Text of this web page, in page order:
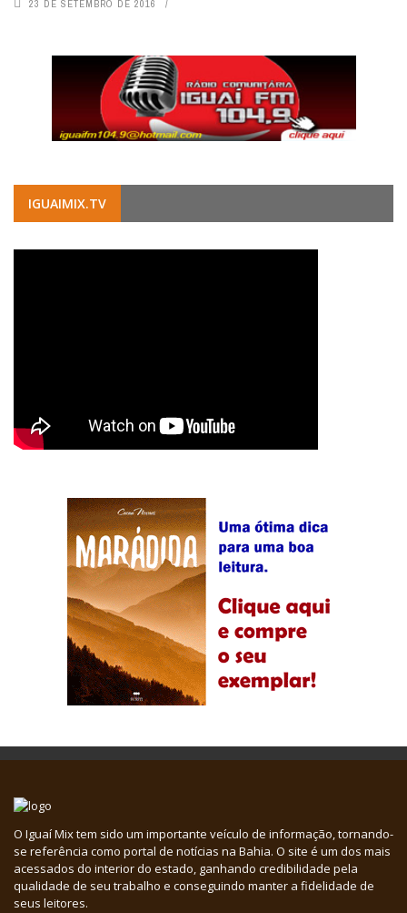
23 DE SETEMBRO DE 2016
IGUAIMIX.TV
O Iguaí Mix tem sido um importante veículo de informação, tornando-
se referência como portal de notícias na Bahia. O site é um dos mais
acessados do interior do estado, ganhando credibilidade pela
qualidade de seu trabalho e conseguindo manter a fidelidade de
seus leitores.